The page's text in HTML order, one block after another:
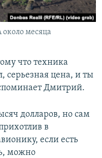
месяца
что техника
серьезная цена, и ты
Дмитрий.
долларов, но сам
в
если есть
можно